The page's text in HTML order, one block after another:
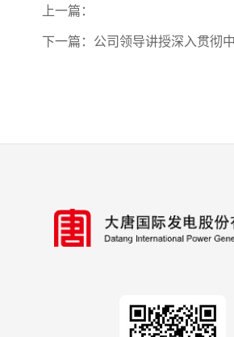
上一篇：
下一篇： 公司领导讲授深入贯彻